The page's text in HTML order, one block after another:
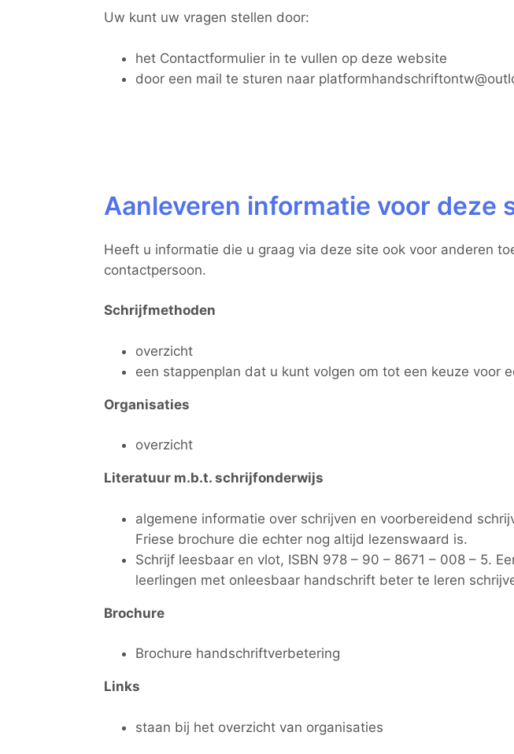
Uw kunt uw vragen stellen door:
het Contactformulier in te vullen op deze website
door een mail te sturen naar
Aanleveren informatie voor deze
Heeft u informatie die u graag via deze site ook voor anderen
contactpersoon.
Schrijfmethoden
overzicht
een stappenplan dat u kunt volgen om tot een keuze voor
Organisaties
overzicht
Literatuur m.b.t. schrijfonderwijs
algemene informatie over schrijven en voorbereidend
Friese brochure die echter nog altijd lezenswaard is.
Schrijf leesbaar en vlot, ISBN 978 – 90 – 8671 – 008 – 5.
leerlingen met onleesbaar handschrift beter te leren
Brochure
Brochure handschriftverbetering
Links
staan bij het overzicht van organisaties